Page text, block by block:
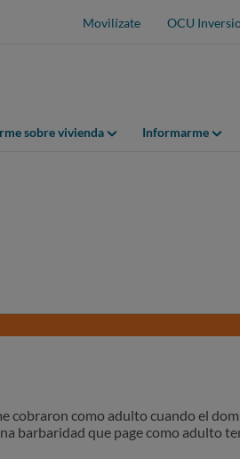
Movilízate OCU
sobre vivienda Informarme
cobraron como adulto cuando el
barbaridad que page como adulto